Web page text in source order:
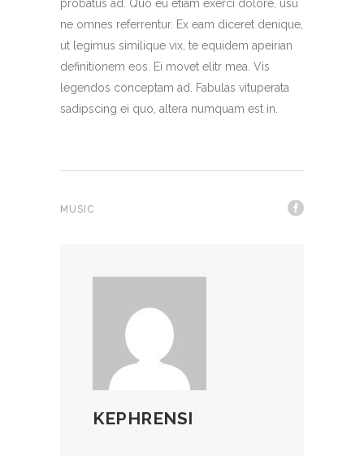
probatus ad. Quo eu etiam exerci dolore, usu
ne omnes referrentur. Ex eam diceret denique,
ut legimus similique vix, te equidem apeirian
definitionem eos. Ei movet elitr mea. Vis
legendos conceptam ad. Fabulas vituperata
sadipscing ei quo, altera numquam est in.
MUSIC
KEPHRENSI